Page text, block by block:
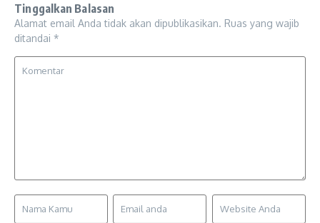
Tinggalkan Balasan
Alamat email Anda tidak akan dipublikasikan. Ruas yang wajib
ditandai *